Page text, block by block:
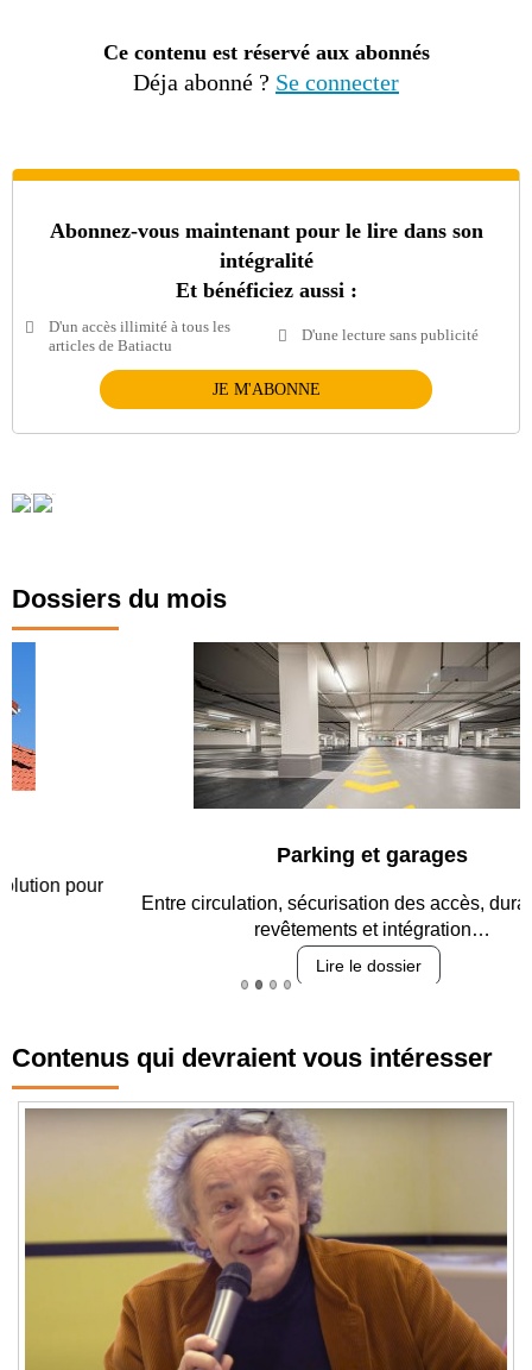
Ce contenu est réservé aux abonnés
Déja abonné ? Se connecter
Abonnez-vous maintenant pour le lire dans son
intégralité
Et bénéficiez aussi :
D'un accès illimité à tous les
articles de Batiactu
D'une lecture sans publicité
JE M'ABONNE
Dossiers du mois
Parking et garages
Entre circulation, sécurisation des accès, durabilité des
revêtements et intégration…
Contenus qui devraient vous intéresser